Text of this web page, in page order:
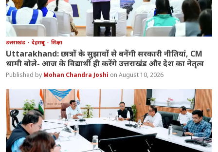
उत्तराखंड देहरादून शिक्षा
Uttarakhand: छात्रों के सुझावों से बनेंगी सरकारी नीतियां, CM
धामी बोले- आज के विद्यार्थी ही करेंगे उत्तराखंड और देश का नेतृत्व
Mohan Chandra Joshi August 10, 2026